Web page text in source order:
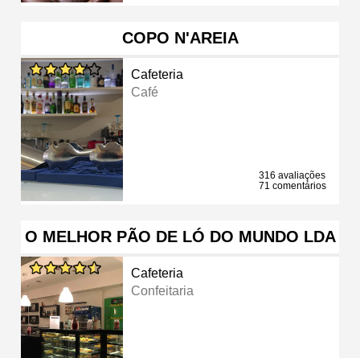
COPO N'AREIA
Cafeteria
Café
316 avaliações
71 comentários
O MELHOR PÃO DE LÓ DO MUNDO LDA
Cafeteria
Confeitaria